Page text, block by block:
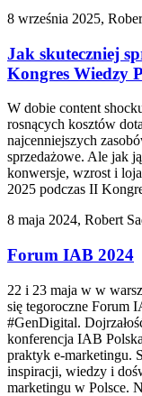
8 września 2025,
Jak skuteczniej
Kongres Wiedzy
W dobie content
rosnących kosztów
najcenniejszych
sprzedażowe. Ale jak
konwersje, wzrost i
2025 podczas II
8 maja 2024, Robert
Forum IAB 2024
22 i 23 maja w w
się tegoroczne Forum
#GenDigital.
konferencja IAB
praktyk e-marketingu.
inspiracji, wiedzy i
marketingu w Polsce.